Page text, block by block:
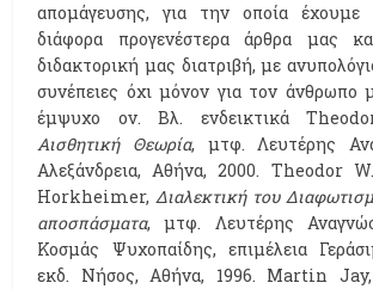
απομάγευσης, για την οποία έχουμε
διάφορα προγενέστερα άρθρα μας
διδακτορική μας διατριβή, με
συνέπειες όχι μόνον για τον άνθρωπο
έμψυχο ον. Βλ. ενδεικτικά
Αισθητική Θεωρία, μτφ. Λευτέρης
Αλεξάνδρεια, Αθήνα, 2000. Theodor
Horkheimer,Διαλεκτική του
αποσπάσματα, μτφ. Λευτέρης
Κοσμάς Ψυχοπαίδης, επιμέλεια
εκδ. Νήσος, Αθήνα, 1996. Martin